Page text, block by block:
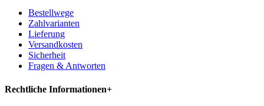
Bestellwege
Zahlvarianten
Lieferung
Versandkosten
Sicherheit
Fragen & Antworten
Rechtliche Informationen+